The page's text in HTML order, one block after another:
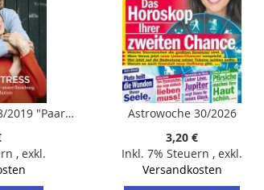
Psychologie Heute 8/2019 "Paare im Stress"
, exkl.
Astrowoche 30/2026
3,20 €
Inkl. 7% Steuern , exkl.
Versandkosten